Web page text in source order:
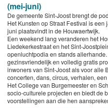
(mei-juni)
De gemeente Sint-Joost brengt de
Het Kunsten op Straat Festival is
juni plaatsvindt in de Houwaertwijk.
Een weekend lang veranderen het
Liedekerkestraat en het Sint-
openluchtpodia en stands
gezinsvriendelijk en volledig gratis
inwoners van Sint-Joost als voor alle
concerten, dans, circus, verhalen,
Het College van Burgemeester en
socio-culturele projecten en biedt de
voorstellingen aan die hen